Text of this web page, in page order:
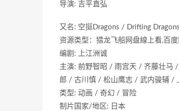
导演: 吉平直弘
又名: 空挺Dragons / Drifting Dragons
资源类型：猎龙飞船网盘線上看,百
编剧: 上江洲诚
主演: 前野智昭 / 雨宫天 / 齐藤壮马
郎 / 古川慎 / 松山鹰志 / 武内骏辅 /
类型: 动画 / 奇幻 / 冒险
制片国家/地区: 日本